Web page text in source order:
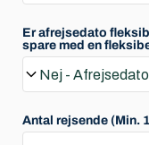
Er afrejsedato
spare med en
Antal rejsende (Min.